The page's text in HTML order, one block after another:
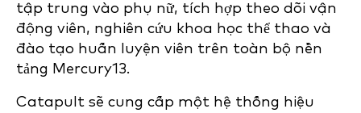
tập trung vào phụ nữ, tích hợp theo dõi vận
động viên, nghiên cứu khoa học thể thao và
đào tạo huấn luyện viên trên toàn bộ nền
tảng Mercury13.
Catapult sẽ cung cấp một hệ thống hiệu